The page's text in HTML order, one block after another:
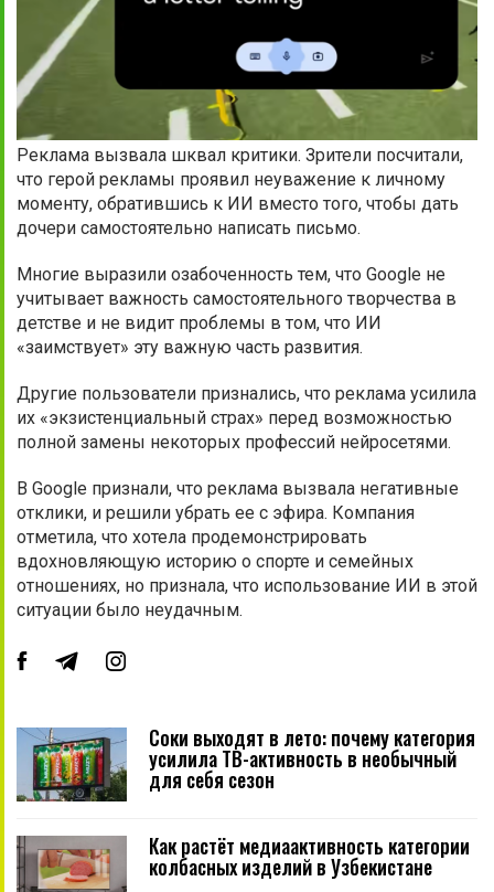
Реклама вызвала шквал критики. Зрители посчитали,
что герой рекламы проявил неуважение к личному
моменту, обратившись к ИИ вместо того, чтобы дать
дочери самостоятельно написать письмо.
Многие выразили озабоченность тем, что Google не
учитывает важность самостоятельного творчества в
детстве и не видит проблемы в том, что ИИ
«заимствует» эту важную часть развития.
Другие пользователи признались, что реклама усилила
их «экзистенциальный страх» перед возможностью
полной замены некоторых профессий нейросетями.
В Google признали, что реклама вызвала негативные
отклики, и решили убрать ее с эфира. Компания
отметила, что хотела продемонстрировать
вдохновляющую историю о спорте и семейных
отношениях, но признала, что использование ИИ в этой
ситуации было неудачным.
Соки выходят в лето: почему категория
усилила ТВ-активность в необычный
для себя сезон
Как растёт медиаактивность категории
колбасных изделий в Узбекистане